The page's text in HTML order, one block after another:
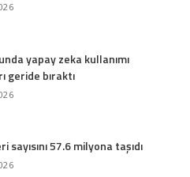
yapay zeka kullanımı
geride bıraktı
sayısını 57.6 milyona taşıdı